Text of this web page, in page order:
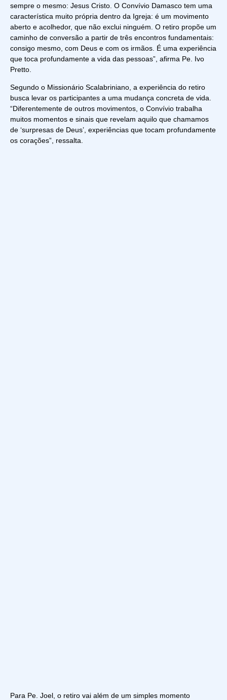
sempre o mesmo: Jesus Cristo. O Convívio Damasco tem uma
característica muito própria dentro da Igreja: é um movimento
aberto e acolhedor, que não exclui ninguém. O retiro propõe um
caminho de conversão a partir de três encontros fundamentais:
consigo mesmo, com Deus e com os irmãos. É uma experiência
que toca profundamente a vida das pessoas”, afirma Pe. Ivo
Pretto.
Segundo o Missionário Scalabriniano, a experiência do retiro
busca levar os participantes a uma mudança concreta de vida.
“Diferentemente de outros movimentos, o Convívio trabalha
muitos momentos e sinais que revelam aquilo que chamamos
de ‘surpresas de Deus’, experiências que tocam profundamente
os corações”, ressalta.
Para Pe. Joel, o retiro vai além de um simples momento